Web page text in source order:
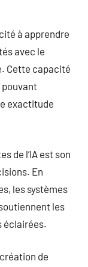
à apprendre
avec le
Cette capacité
pouvant
exactitude
de l’IA est son
En
les systèmes
les
éclairées.
de